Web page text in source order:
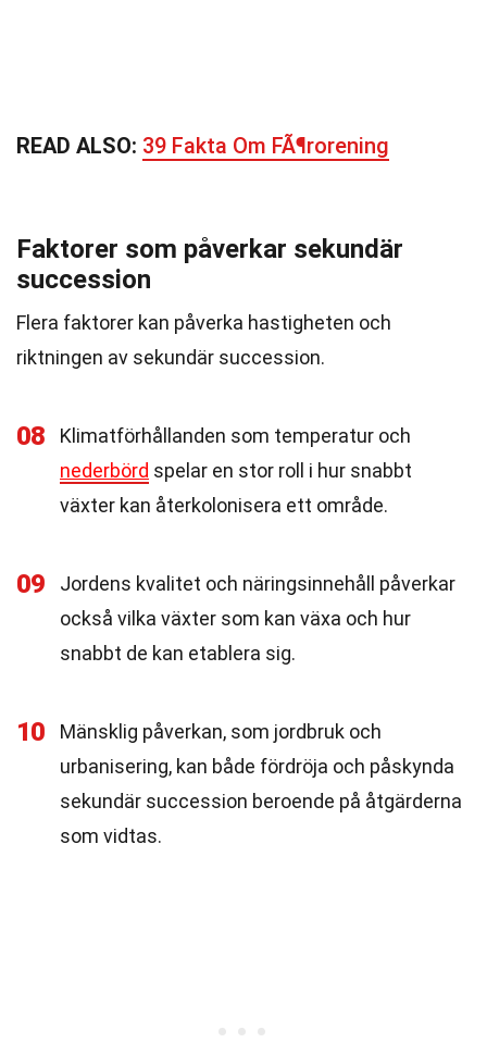
READ ALSO: 39 Fakta Om FÃ¶rorening
Faktorer som påverkar sekundär
succession
Flera faktorer kan påverka hastigheten och
riktningen av sekundär succession.
08
Klimatförhållanden som temperatur och
nederbörd spelar en stor roll i hur snabbt
växter kan återkolonisera ett område.
09
Jordens kvalitet och näringsinnehåll påverkar
också vilka växter som kan växa och hur
snabbt de kan etablera sig.
10
Mänsklig påverkan, som jordbruk och
urbanisering, kan både fördröja och påskynda
sekundär succession beroende på åtgärderna
som vidtas.